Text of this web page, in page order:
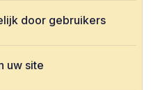
door gebruikers
uw site